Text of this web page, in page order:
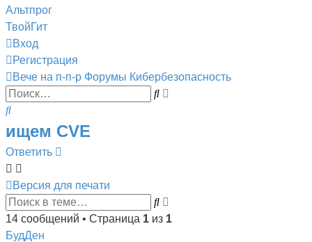
Альтпрог
ТвойГит
Вход
Регистрация
Вече на п-п-р Форумы Кибербезопасность
Поиск
Поиск
ищем CVE
Ответить
Версия для печати
Поиск
поиск
14 сообщений • Страница 1 из 1
БудДен